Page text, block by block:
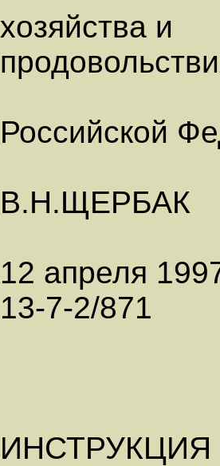
хозяйства и
Российской
В.Н.ЩЕРБАК
12 апреля
13-7-2/871
ИНСТРУКЦИЯ